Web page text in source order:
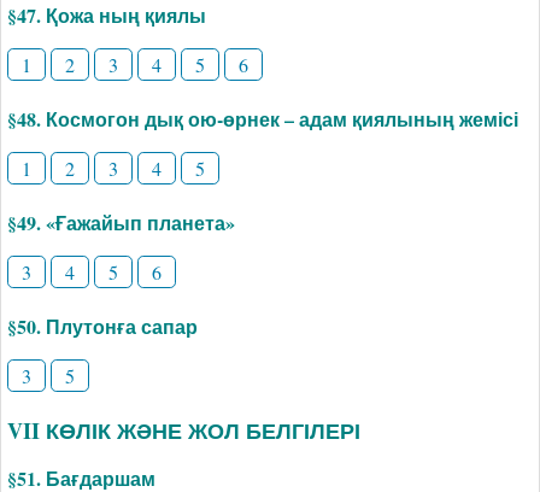
§47. Қожа ның қиялы
1 2 3 4 5 6
§48. Космогон дық ою-өрнек – адам қиялының жемісі
1 2 3 4 5
§49. «Ғажайып планета»
3 4 5 6
§50. Плутонға сапар
3 5
VII КӨЛІК ЖӘНЕ ЖОЛ БЕЛГІЛЕРІ
§51. Бағдаршам